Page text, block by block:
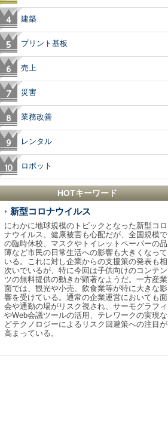
建築
プリント基板
売上
災害
業務改善
レンタル
ロボット
HOTキーワード
新型コロナウイルス
にわかに地球規模のトピックとなった新型コロ
ナウイルス。健康被害も心配だが、全国規模で
の臨時休校、マスクやトイレットペーパーの品
薄など市民の日常生活への影響も大きくなって
いる。これに対し企業からの支援策の発表も相
次いでいるが、特に今回は子供向けのコンテン
ツの無料提供の動きが顕著なようだ。一方産業
面では、観光や小売、飲食業等が特に大きな影
響を受けている。通常の企業運営においても面
会や通勤の場がリスク視され、サーモグラフィ
やWeb会議ツールの活用、テレワークの実現な
どテクノロジーによるリスク回避策への注目が
高まっている。